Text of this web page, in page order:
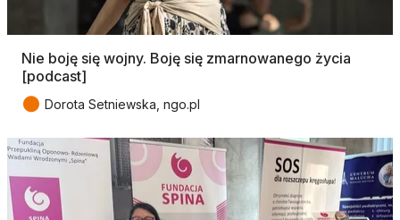
Nie boję się wojny. Boję się zmarnowanego życia
[podcast]
● Dorota Setniewska, ngo.pl